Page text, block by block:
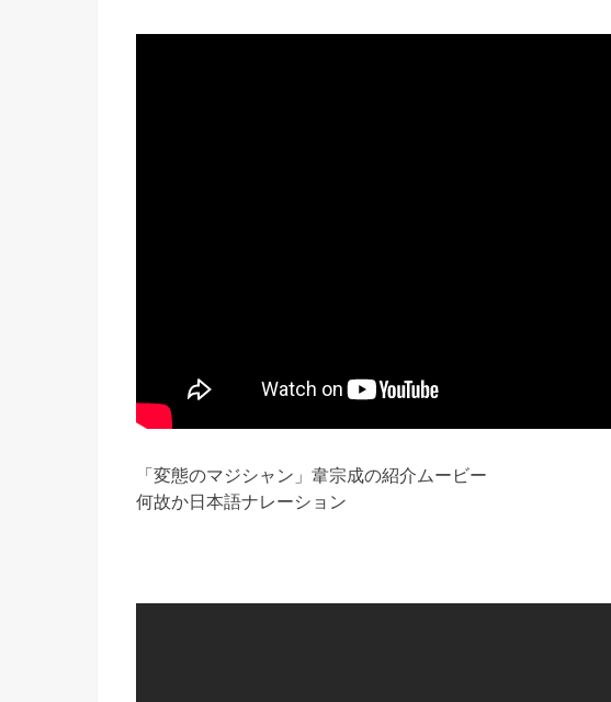
「変態のマジシャン」韋宗成の紹介ムービー
何故か日本語ナレーション